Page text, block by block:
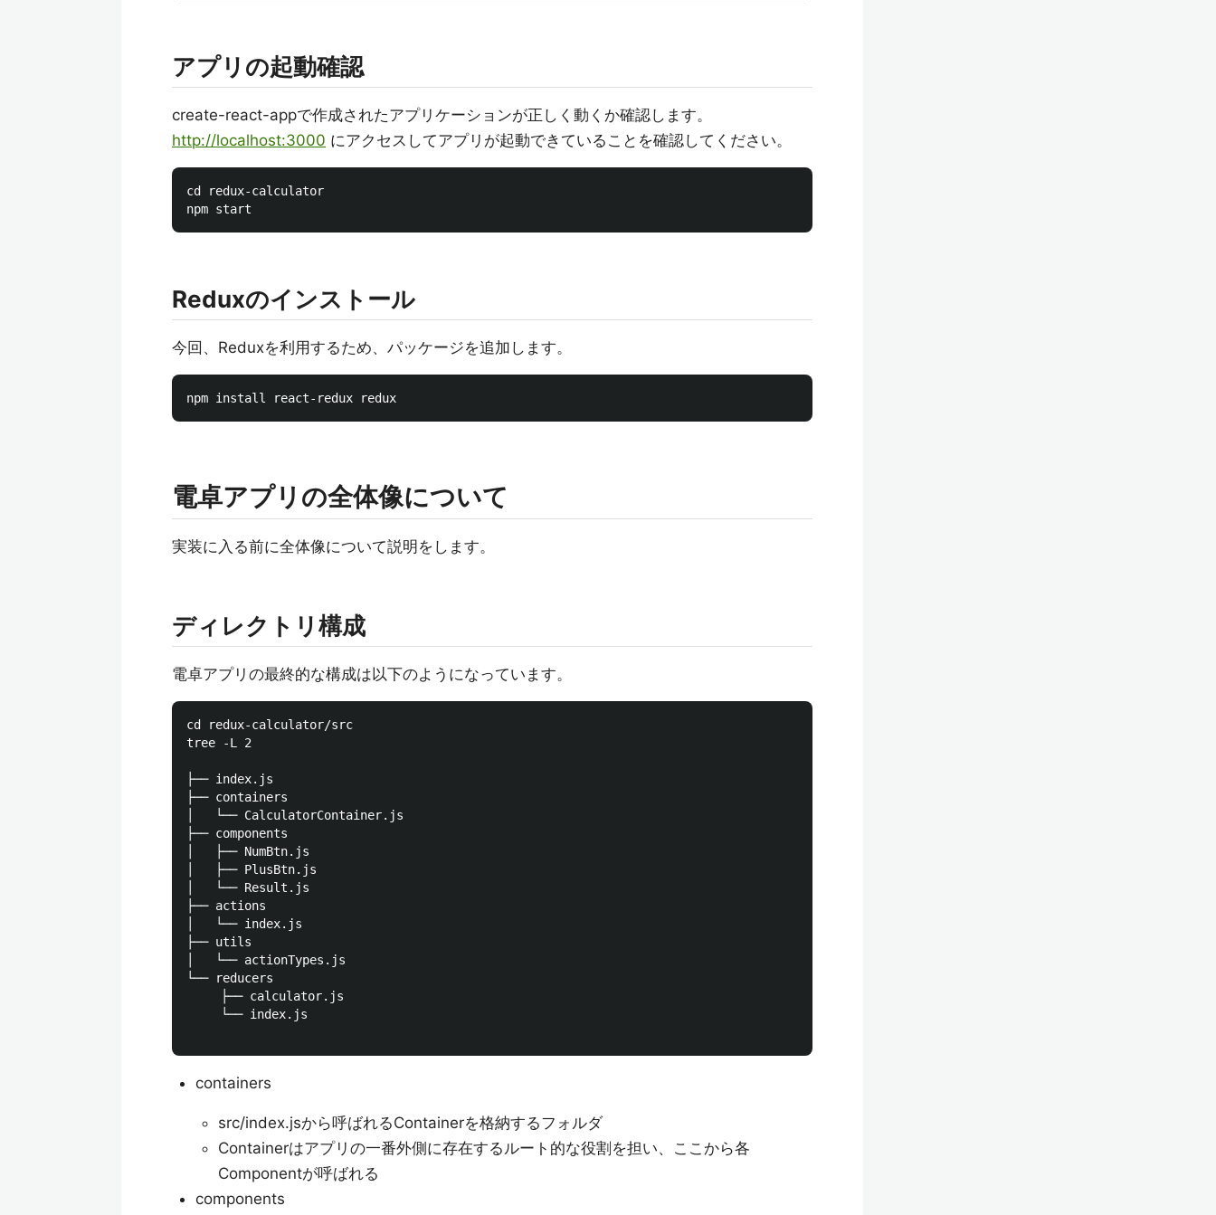
アプリの起動確認
create-react-appで作成されたアプリケーションが正しく動くか確認します。
http://localhost:3000 にアクセスしてアプリが起動できていることを確認してください。
cd redux-calculator
Reduxのインストール
今回、Reduxを利用するため、パッケージを追加します。
電卓アプリの全体像について
実装に入る前に全体像について説明をします。
ディレクトリ構成
電卓アプリの最終的な構成は以下のようになっています。
cd redux-calculator/src
tree -L 2
├── index.js
├── containers
│   └── CalculatorContainer.js
├── components
│   ├── NumBtn.js
│   ├── PlusBtn.js
│   └── Result.js
├── actions
│   └── index.js
├── utils
│   └── actionTypes.js
└── reducers
├── calculator.js
└── index.js
containers
src/index.jsから呼ばれるContainerを格納するフォルダ
Containerはアプリの一番外側に存在するルート的な役割を担い、ここから各
Componentが呼ばれる
components